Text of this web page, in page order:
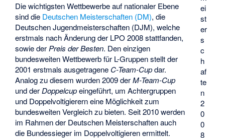
ei
st
er
s
c
h
af
te
n
2
0
0
8
Die wichtigsten Wettbewerbe auf nationaler Ebene
sind die Deutschen Meisterschaften (DM), die
Deutschen Jugendmeisterschaften (DJM), welche
erstmals nach Änderung der LPO 2008 stattfanden,
sowie der Preis der Besten. Den einzigen
bundesweiten Wettbewerb für L-Gruppen stellt der
2001 erstmals ausgetragene C-Team-Cupdar.
Analog zu diesem wurden 2009 derM-Team-Cup
und derDoppelcupeingeführt, um Achtergruppen
und Doppelvoltigierern eine Möglichkeit zum
bundesweiten Vergleich zu bieten. Seit 2010 werden
im Rahmen der Deutschen Meisterschaften auch
die Bundessieger im Doppelvoltigieren ermittelt.